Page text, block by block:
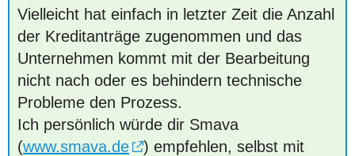
Vielleicht hat einfach in letzter Zeit die Anzahl
der Kreditanträge zugenommen und das
Unternehmen kommt mit der Bearbeitung
nicht nach oder es behindern technische
Probleme den Prozess.
Ich persönlich würde dir Smava
(www.smava.de
) empfehlen, selbst mit